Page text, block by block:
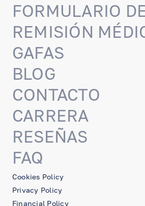
Cookies Policy
Privacy Policy
Financial Policy
FORMULARIO
REMISIÓN
GAFAS
BLOG
CONTACTO
CARRERA
RESEÑAS
FAQ